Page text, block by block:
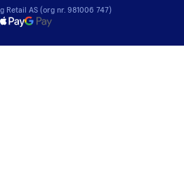
Retail AS (org nr. 981006 747)